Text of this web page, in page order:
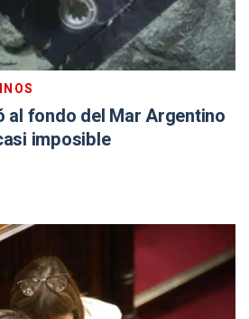
al fondo del Mar Argentino
imposible